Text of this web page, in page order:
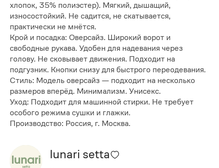
хлопок, 35% полиэстер). Мягкий, дышащий,
износостойкий. Не садится, не скатывается,
практически не мнётся.
Крой и посадка: Оверсайз. Широкий ворот и
свободные рукава. Удобен для надевания через
голову. Не сковывает движения. Подходит на
подгузник. Кнопки снизу для быстрого переодевания.
Стиль: Модель оверсайз — подходит на несколько
размеров вперёд. Минимализм. Унисекс.
Уход: Подходит для машинной стирки. Не требует
особого режима сушки и глажки.
Производство: Россия, г. Москва.
lunari setta